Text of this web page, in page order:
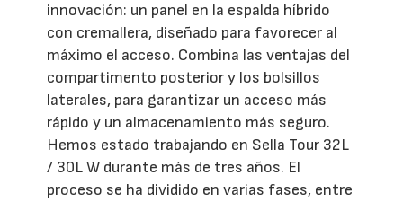
innovación: un panel en la espalda híbrido
con cremallera, diseñado para favorecer al
máximo el acceso. Combina las ventajas del
compartimento posterior y los bolsillos
laterales, para garantizar un acceso más
rápido y un almacenamiento más seguro.
Hemos estado trabajando en Sella Tour 32L
/ 30L W durante más de tres años. El
proceso se ha dividido en varias fases, entre